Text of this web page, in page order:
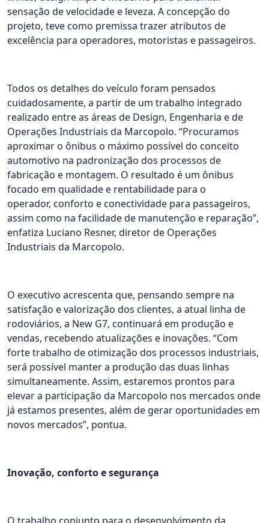
sensação de velocidade e leveza. A concepção do
projeto, teve como premissa trazer atributos de
excelência para operadores, motoristas e passageiros.
Todos os detalhes do veículo foram pensados
cuidadosamente, a partir de um trabalho integrado
realizado entre as áreas de Design, Engenharia e de
Operações Industriais da Marcopolo. “Procuramos
aproximar o ônibus o máximo possível do conceito
automotivo na padronização dos processos de
fabricação e montagem. O resultado é um ônibus
focado em qualidade e rentabilidade para o
operador, conforto e conectividade para passageiros,
assim como na facilidade de manutenção e reparação”,
enfatiza Luciano Resner, diretor de Operações
Industriais da Marcopolo.
O executivo acrescenta que, pensando sempre na
satisfação e valorização dos clientes, a atual linha de
rodoviários, a New G7, continuará em produção e
vendas, recebendo atualizações e inovações. “Com
forte trabalho de otimização dos processos industriais,
será possível manter a produção das duas linhas
simultaneamente. Assim, estaremos prontos para
elevar a participação da Marcopolo nos mercados onde
já estamos presentes, além de gerar oportunidades em
novos mercados”, pontua.
Inovação, conforto e segurança